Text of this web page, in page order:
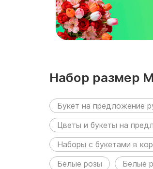
Набор размер
размещен в
Букет на предложение
Цветы и букеты на
Наборы с букетами в
Белые розы
Белые